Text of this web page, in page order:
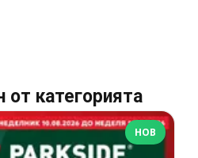
от категорията
НОВ